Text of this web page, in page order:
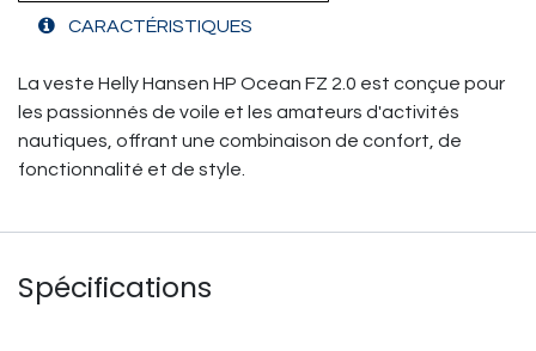
CARACTÉRISTIQUES
La veste Helly Hansen HP Ocean FZ 2.0 est conçue pour
les passionnés de voile et les amateurs d'activités
nautiques, offrant une combinaison de confort, de
fonctionnalité et de style.
Spécifications